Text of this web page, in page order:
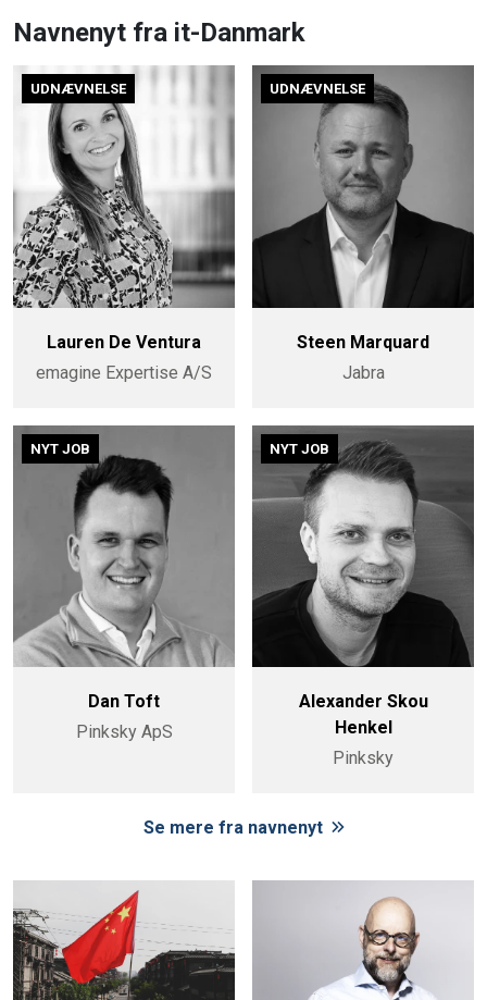
Navnenyt fra it-Danmark
UDNÆVNELSE
Lauren De Ventura
emagine Expertise A/S
UDNÆVNELSE
Steen Marquard
Jabra
NYT JOB
Dan Toft
Pinksky ApS
NYT JOB
Alexander Skou
Henkel
Pinksky
Se mere fra navnenyt